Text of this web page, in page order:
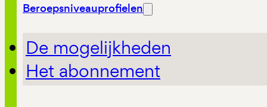
Beroepsniveauprofielen
De mogelijkheden
Het abonnement